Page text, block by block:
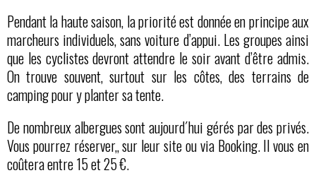
Pendant la haute saison, la priorité est donnée en principe aux
marcheurs individuels, sans voiture d’appui. Les groupes ainsi
que les cyclistes devront attendre le soir avant d’être admis.
On trouve souvent, surtout sur les côtes, des terrains de
camping pour y planter sa tente.
De nombreux albergues sont aujourd´hui gérés par des privés.
Vous pourrez réserver,, sur leur site ou via Booking. Il vous en
coûtera entre 15 et 25 €.